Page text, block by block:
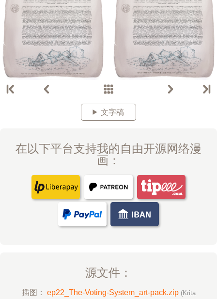
文字稿
在以下平台支持我的自由开源网络漫
画：
源文件：
插图： ep22_The-Voting-System_art-pack.zip (Krita